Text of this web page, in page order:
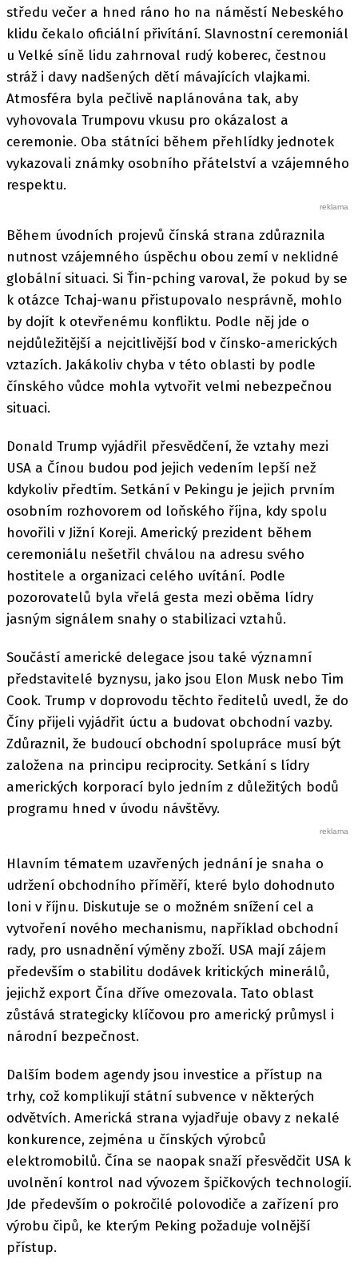
středu večer a hned ráno ho na náměstí Nebeského
klidu čekalo oficiální přivítání. Slavnostní ceremoniál
u Velké síně lidu zahrnoval rudý koberec, čestnou
stráž i davy nadšených dětí mávajících vlajkami.
Atmosféra byla pečlivě naplánována tak, aby
vyhovovala Trumpovu vkusu pro okázalost a
ceremonie. Oba státníci během přehlídky jednotek
vykazovali známky osobního přátelství a vzájemného
respektu.
Během úvodních projevů čínská strana zdůraznila
nutnost vzájemného úspěchu obou zemí v neklidné
globální situaci. Si Ťin-pching varoval, že pokud by se
k otázce Tchaj-wanu přistupovalo nesprávně, mohlo
by dojít k otevřenému konfliktu. Podle něj jde o
nejdůležitější a nejcitlivější bod v čínsko-amerických
vztazích. Jakákoliv chyba v této oblasti by podle
čínského vůdce mohla vytvořit velmi nebezpečnou
situaci.
Donald Trump vyjádřil přesvědčení, že vztahy mezi
USA a Čínou budou pod jejich vedením lepší než
kdykoliv předtím. Setkání v Pekingu je jejich prvním
osobním rozhovorem od loňského října, kdy spolu
hovořili v Jižní Koreji. Americký prezident během
ceremoniálu nešetřil chválou na adresu svého
hostitele a organizaci celého uvítání. Podle
pozorovatelů byla vřelá gesta mezi oběma lídry
jasným signálem snahy o stabilizaci vztahů.
Součástí americké delegace jsou také významní
představitelé byznysu, jako jsou Elon Musk nebo Tim
Cook. Trump v doprovodu těchto ředitelů uvedl, že do
Číny přijeli vyjádřit úctu a budovat obchodní vazby.
Zdůraznil, že budoucí obchodní spolupráce musí být
založena na principu reciprocity. Setkání s lídry
amerických korporací bylo jedním z důležitých bodů
programu hned v úvodu návštěvy.
Hlavním tématem uzavřených jednání je snaha o
udržení obchodního příměří, které bylo dohodnuto
loni v říjnu. Diskutuje se o možném snížení cel a
vytvoření nového mechanismu, například obchodní
rady, pro usnadnění výměny zboží. USA mají zájem
především o stabilitu dodávek kritických minerálů,
jejichž export Čína dříve omezovala. Tato oblast
zůstává strategicky klíčovou pro americký průmysl i
národní bezpečnost.
Dalším bodem agendy jsou investice a přístup na
trhy, což komplikují státní subvence v některých
odvětvích. Americká strana vyjadřuje obavy z nekalé
konkurence, zejména u čínských výrobců
elektromobilů. Čína se naopak snaží přesvědčit USA k
uvolnění kontrol nad vývozem špičkových technologií.
Jde především o pokročilé polovodiče a zařízení pro
výrobu čipů, ke kterým Peking požaduje volnější
přístup.